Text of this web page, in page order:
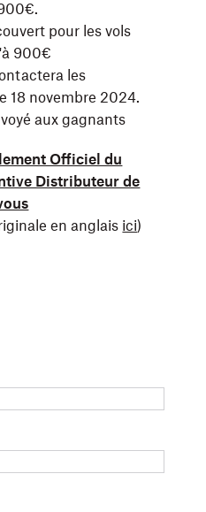
pour les vols
900€
les
18 novembre 2024.
aux gagnants
Officiel du
Distributeur de
en anglais ici)